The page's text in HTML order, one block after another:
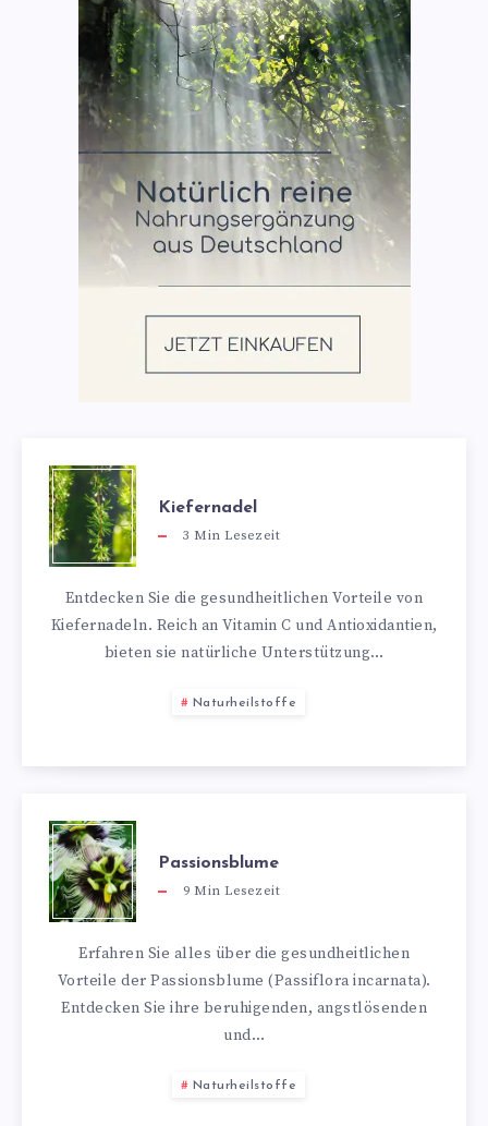
Kiefernadel
3 Min Lesezeit
Entdecken Sie die gesundheitlichen Vorteile von
Kiefernadeln. Reich an Vitamin C und Antioxidantien,
bieten sie natürliche Unterstützung…
Naturheilstoffe
Passionsblume
9 Min Lesezeit
Erfahren Sie alles über die gesundheitlichen
Vorteile der Passionsblume (Passiflora incarnata).
Entdecken Sie ihre beruhigenden, angstlösenden
und…
Naturheilstoffe